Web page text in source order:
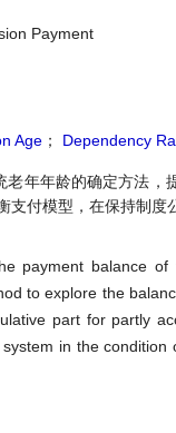
Payment
Age ； Dependency
年年龄的确定方法
付模型，在保持制
payment balance
to explore the
part for partly
in the